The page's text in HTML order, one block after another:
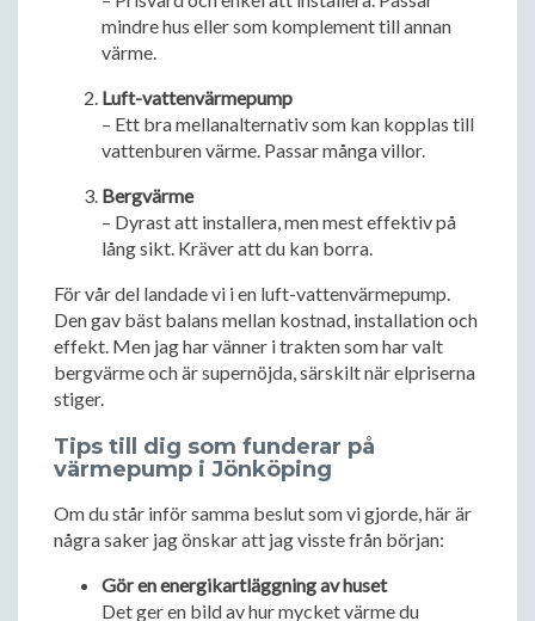
mindre hus eller som komplement till annan
värme.
Luft-vattenvärmepump
– Ett bra mellanalternativ som kan kopplas till
vattenburen värme. Passar många villor.
Bergvärme
– Dyrast att installera, men mest effektiv på
lång sikt. Kräver att du kan borra.
För vår del landade vi i en luft-vattenvärmepump.
Den gav bäst balans mellan kostnad, installation och
effekt. Men jag har vänner i trakten som har valt
bergvärme och är supernöjda, särskilt när elpriserna
stiger.
Tips till dig som funderar på
värmepump i Jönköping
Om du står inför samma beslut som vi gjorde, här är
några saker jag önskar att jag visste från början:
Gör en energikartläggning av huset
Det ger en bild av hur mycket värme du